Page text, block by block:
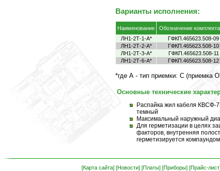
Варианты исполнения:
Наименование
Обозначение
ЛН1-2Т-1-А*
ГФКП.465623.508-09
ЛН1-2Т-2-А*
ГФКП.465623.508-10
ЛН1-2Т-3-А*
ГФКП.465623.508-11
ЛН1-2Т-6-А*
ГФКП.465623.508-12
*где А - тип приемки: C
Основные технические
Распайка жил кабеля КВСФ-
темный
Максимальный наружный
Для герметизации в целях
факторов, внутренняя
герметизируется
[Карта сайта] [Новости] [Платы] [Приборы] [Прайс-